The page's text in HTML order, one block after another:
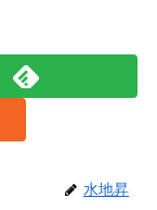
水地昇